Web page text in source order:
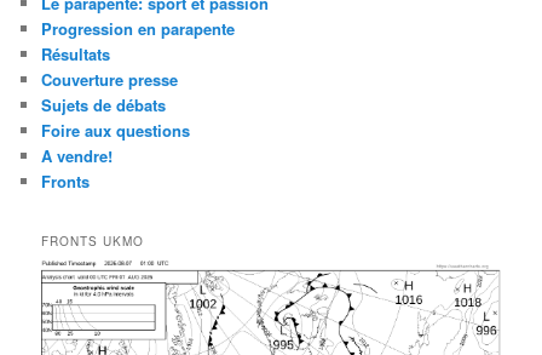
Progression en parapente
Résultats
Couverture presse
Sujets de débats
Foire aux questions
A vendre!
Fronts
FRONTS UKMO